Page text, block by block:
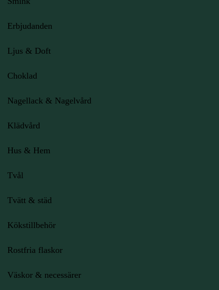
Erbjudanden
Ljus & Doft
Choklad
Nagellack & Nagelvård
Klädvård
Hus & Hem
Tvål
Tvätt & städ
Kökstillbehör
Rostfria flaskor
Väskor & necessärer